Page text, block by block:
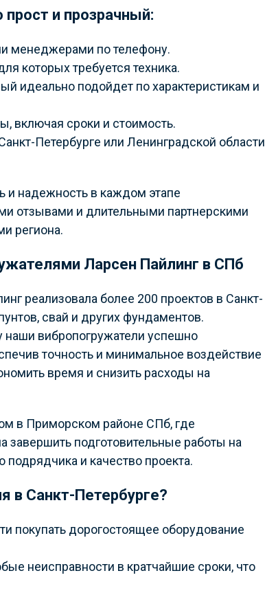
и прозрачный:
менеджерами по телефону.
которых требуется техника.
идеально подойдет по характеристикам и
включая сроки и стоимость.
Петербурге или Ленинградской области
и надежность в каждом этапе
отзывами и длительными партнерскими
региона.
Ларсен Пайлинг в СПб
реализовала более 200 проектов в Санкт-
свай и других фундаментов.
наши вибропогружатели успешно
точность и минимальное воздействие
время и снизить расходы на
в Приморском районе СПб, где
завершить подготовительные работы на
и качество проекта.
в Санкт-Петербурге?
покупать дорогостоящее оборудование
неисправности в кратчайшие сроки, что